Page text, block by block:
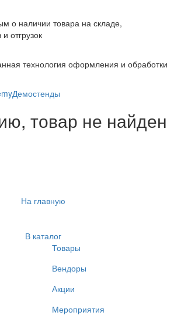
о наличии товара на складе,
отгрузок
технология оформления и обработки
Демостенды
товар не найден
На главную
В каталог
Товары
Вендоры
Акции
Мероприятия